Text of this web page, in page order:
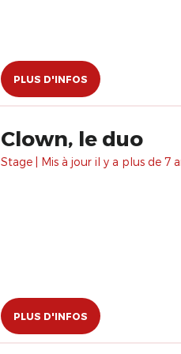
PLUS D'INFOS
Clown, le duo
Stage | Mis à jour il y a plus de 7
PLUS D'INFOS